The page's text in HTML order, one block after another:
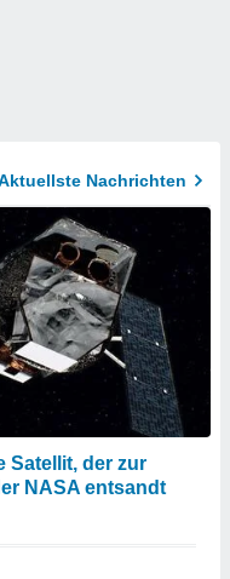
Nachrichten
Satellit, der zur
NASA entsandt